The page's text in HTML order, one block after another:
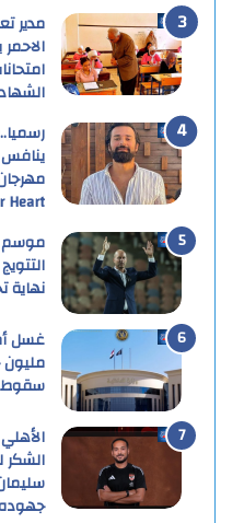
مدير
Heart…
موسم
نهاية
مليون
سقوط
الشكر